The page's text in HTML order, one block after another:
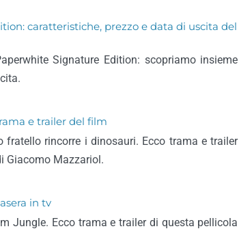
caratteristiche, prezzo e data di uscita del
Signature Edition: scopriamo insieme
e trailer del film
rincorre i dinosauri. Ecco trama e trailer
Giacomo Mazzariol.
in tv
Jungle. Ecco trama e trailer di questa pellicola